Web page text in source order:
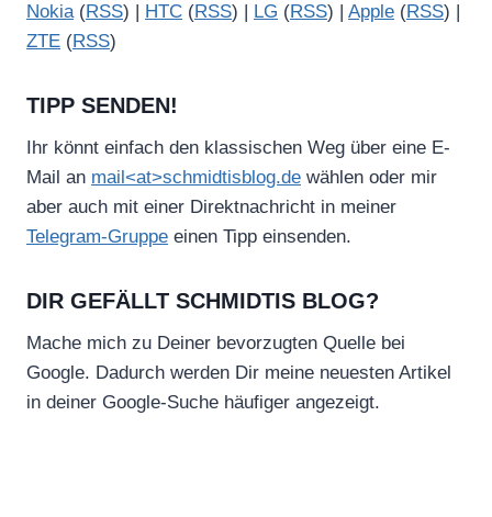
Nokia(RSS) | HTC (RSS) | LG (RSS) | Apple (RSS) |
ZTE (RSS)
TIPP SENDEN!
Ihr könnt einfach den klassischen Weg über eine E-
Mail an mail<at>schmidtisblog.de wählen oder mir
aber auch mit einer Direktnachricht in meiner
Telegram-Gruppe einen Tipp einsenden.
DIR GEFÄLLT SCHMIDTIS BLOG?
Mache mich zu Deiner bevorzugten Quelle bei
Google. Dadurch werden Dir meine neuesten Artikel
in deiner Google-Suche häufiger angezeigt.